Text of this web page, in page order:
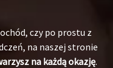
czy po prostu z
na naszej stronie
na każdą okazję.